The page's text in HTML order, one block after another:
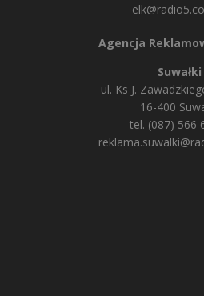
Agencja
Suwałki
ul. Ks J.
16-400
tel. (087) 566